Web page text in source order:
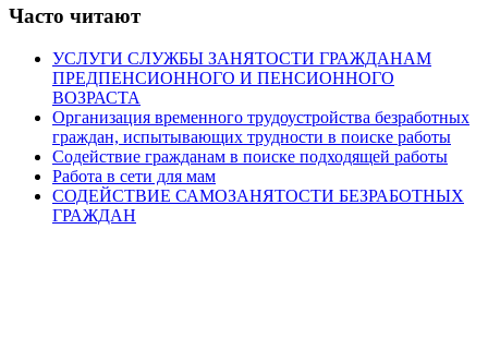
Часто читают
УСЛУГИ СЛУЖБЫ ЗАНЯТОСТИ ГРАЖДАНАМ
ПРЕДПЕНСИОННОГО И ПЕНСИОННОГО
ВОЗРАСТА
Организация временного трудоустройства безработных
граждан, испытывающих трудности в поиске работы
Содействие гражданам в поиске подходящей работы
Работа в сети для мам
СОДЕЙСТВИЕ САМОЗАНЯТОСТИ БЕЗРАБОТНЫХ
ГРАЖДАН